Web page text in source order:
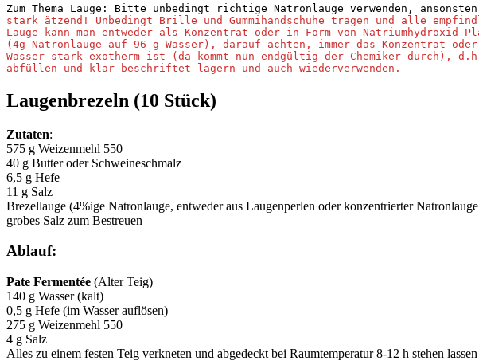
Zum Thema Lauge: Bitte unbedingt richtige Natronlauge verwenden,
stark ätzend! Unbedingt Brille und Gummihandschuhe tragen und alle
Lauge kann man entweder als Konzentrat oder in Form von Natriumhydroxid
(4g Natronlauge auf 96 g Wasser), darauf achten, immer das Konzentrat
Wasser stark exotherm ist (da kommt nun endgültig der Chemiker durch),
abfüllen und klar beschriftet lagern und auch wiederverwenden.
Laugenbrezeln (10 Stück)
Zutaten:
575 g Weizenmehl 550
40 g Butter oder Schweineschmalz
6,5 g Hefe
11 g Salz
Brezellauge (4%ige Natronlauge, entweder aus Laugenperlen oder konzentrierter
grobes Salz zum Bestreuen
Ablauf:
Pate Fermentée (Alter Teig)
140 g Wasser (kalt)
0,5 g Hefe (im Wasser auflösen)
275 g Weizenmehl 550
4 g Salz
Alles zu einem festen Teig verkneten und abgedeckt bei Raumtemperatur 8-12 h stehen